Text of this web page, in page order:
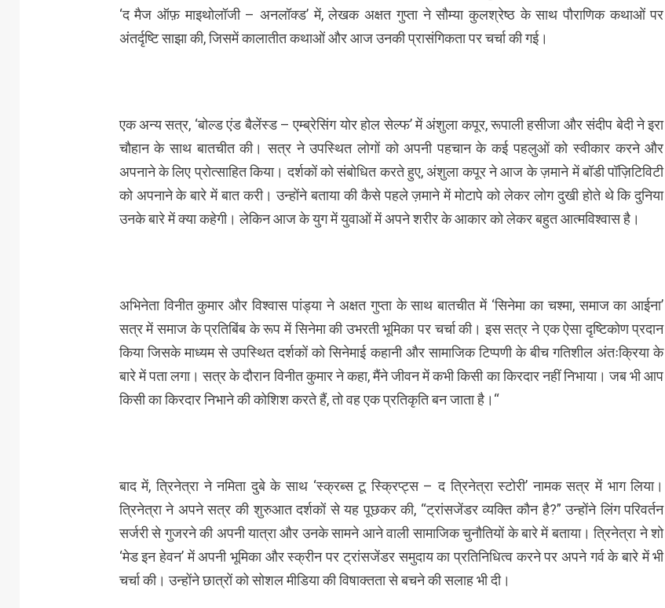
‘द मैज ऑफ़ माइथोलॉजी – अनलॉक्ड’ में, लेखक अक्षत गुप्ता ने सौम्या कुलश्रेष्ठ के साथ पौराणिक कथाओं पर
अंतर्दृष्टि साझा की, जिसमें कालातीत कथाओं और आज उनकी प्रासंगिकता पर चर्चा की गई।
एक अन्य सत्र, ‘बोल्ड एंड बैलेंस्ड – एम्ब्रेसिंग योर होल सेल्फ’ में अंशुला कपूर, रूपाली हसीजा और संदीप बेदी ने इरा
चौहान के साथ बातचीत की। सत्र ने उपस्थित लोगों को अपनी पहचान के कई पहलुओं को स्वीकार करने और
अपनाने के लिए प्रोत्साहित किया। दर्शकों को संबोधित करते हुए, अंशुला कपूर ने आज के ज़माने में बॉडी पॉज़िटिविटी
को अपनाने के बारे में बात करी। उन्होंने बताया की कैसे पहले ज़माने में मोटापे को लेकर लोग दुखी होते थे कि दुनिया
उनके बारे में क्या कहेगी। लेकिन आज के युग में युवाओं में अपने शरीर के आकार को लेकर बहुत आत्मविश्वास है।
अभिनेता विनीत कुमार और विश्वास पांड्या ने अक्षत गुप्ता के साथ बातचीत में ‘सिनेमा का चश्मा, समाज का आईना’
सत्र में समाज के प्रतिबिंब के रूप में सिनेमा की उभरती भूमिका पर चर्चा की। इस सत्र ने एक ऐसा दृष्टिकोण प्रदान
किया जिसके माध्यम से उपस्थित दर्शकों को सिनेमाई कहानी और सामाजिक टिप्पणी के बीच गतिशील अंतःक्रिया के
बारे में पता लगा। सत्र के दौरान विनीत कुमार ने कहा, मैंने जीवन में कभी किसी का किरदार नहीं निभाया। जब भी आप
किसी का किरदार निभाने की कोशिश करते हैं, तो वह एक प्रतिकृति बन जाता है।“
बाद में, त्रिनेत्रा ने नमिता दुबे के साथ ‘स्क्रब्स टू स्क्रिप्ट्स – द त्रिनेत्रा स्टोरी’ नामक सत्र में भाग लिया।
त्रिनेत्रा ने अपने सत्र की शुरुआत दर्शकों से यह पूछकर की, “ट्रांसजेंडर व्यक्ति कौन है?” उन्होंने लिंग परिवर्तन
सर्जरी से गुजरने की अपनी यात्रा और उनके सामने आने वाली सामाजिक चुनौतियों के बारे में बताया। त्रिनेत्रा ने शो
‘मेड इन हेवन’ में अपनी भूमिका और स्क्रीन पर ट्रांसजेंडर समुदाय का प्रतिनिधित्व करने पर अपने गर्व के बारे में भी
चर्चा की। उन्होंने छात्रों को सोशल मीडिया की विषाक्तता से बचने की सलाह भी दी।